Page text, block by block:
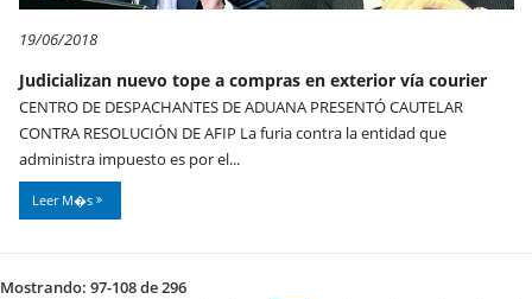
19/06/2018
Judicializan nuevo tope a compras en exterior vía courier
CENTRO DE DESPACHANTES DE ADUANA PRESENTÓ CAUTELAR
CONTRA RESOLUCIÓN DE AFIP La furia contra la entidad que
administra impuesto es por el...
Leer M�s
Mostrando: 97-108 de 296